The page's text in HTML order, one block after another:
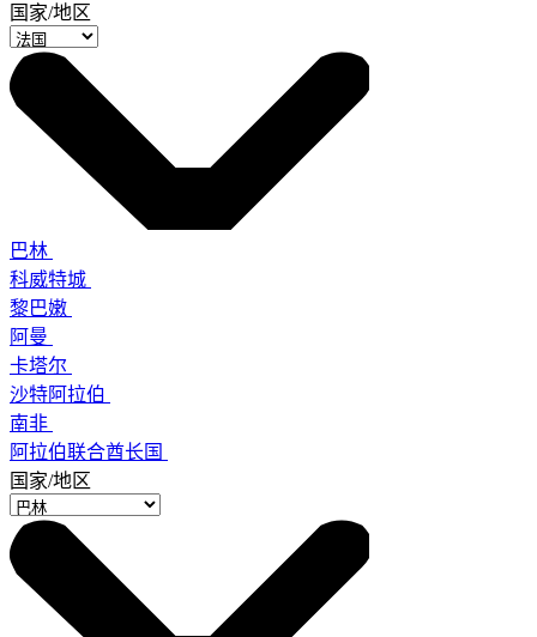
国家/地区
巴林
科威特城
黎巴嫩
阿曼
卡塔尔
沙特阿拉伯
南非
阿拉伯联合酋长国
国家/地区